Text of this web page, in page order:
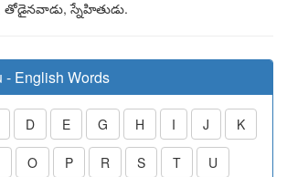
తోడైనవాడు, స్నేహితుడు.
- English Words
D E G H I J K
O P R S T U